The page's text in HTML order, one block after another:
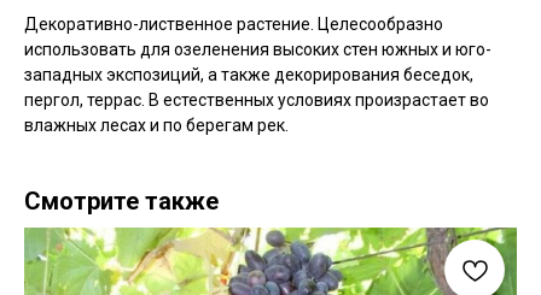
Декоративно-лиственное растение. Целесообразно
использовать для озеленения высоких стен южных и юго-
западных экспозиций, а также декорирования беседок,
пергол, террас. В естественных условиях произрастает во
влажных лесах и по берегам рек.
Смотрите также